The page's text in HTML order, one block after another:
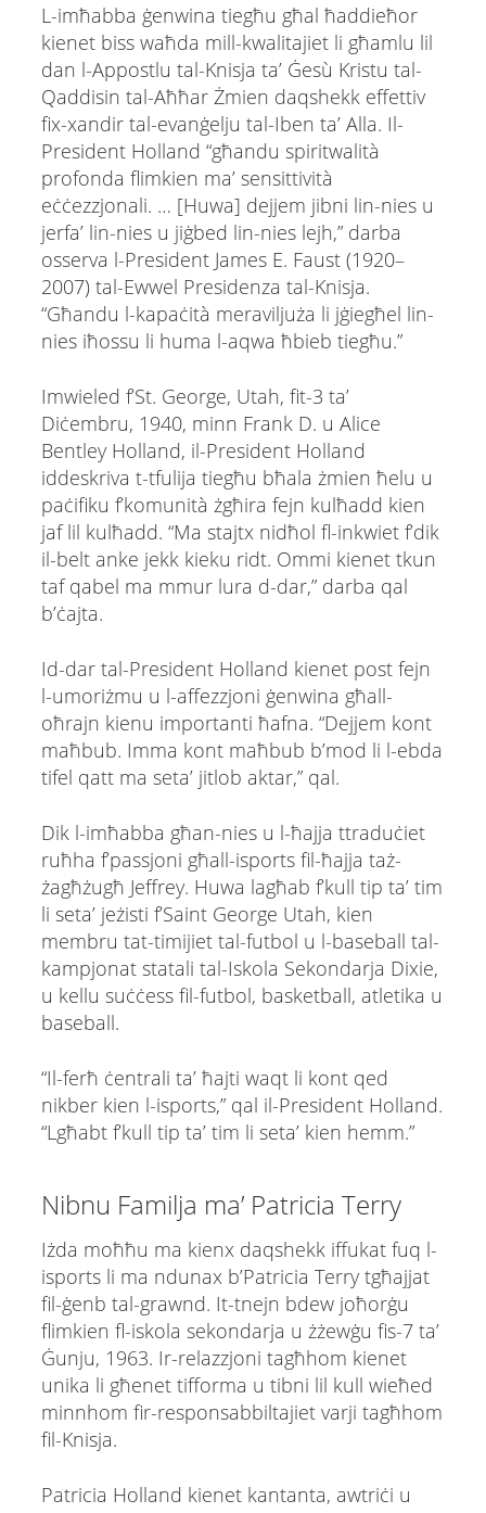
L-imħabba ġenwina tiegħu għal ħaddieħor
kienet biss waħda mill-kwalitajiet li għamlu lil
dan l-Appostlu tal-Knisja ta’ Ġesù Kristu tal-
Qaddisin tal-Aħħar Żmien daqshekk effettiv
fix-xandir tal-evanġelju tal-Iben ta’ Alla. Il-
President Holland “għandu spiritwalità
profonda flimkien ma’ sensittività
eċċezzjonali. … [Huwa] dejjem jibni lin-nies u
jerfa’ lin-nies u jiġbed lin-nies lejh,” darba
osserva l-President James E. Faust (1920–
2007) tal-Ewwel Presidenza tal-Knisja.
“Għandu l-kapaċità meraviljuża li jġiegħel lin-
nies iħossu li huma l-aqwa ħbieb tiegħu.”
Imwieled f’St. George, Utah, fit-3 ta’
Diċembru, 1940, minn Frank D. u Alice
Bentley Holland, il-President Holland
iddeskriva t-tfulija tiegħu bħala żmien ħelu u
paċifiku f’komunità żgħira fejn kulħadd kien
jaf lil kulħadd. “Ma stajtx nidħol fl-inkwiet f’dik
il-belt anke jekk kieku ridt. Ommi kienet tkun
taf qabel ma mmur lura d-dar,” darba qal
b’ċajta.
Id-dar tal-President Holland kienet post fejn
l-umoriżmu u l-affezzjoni ġenwina għall-
oħrajn kienu importanti ħafna. “Dejjem kont
maħbub. Imma kont maħbub b’mod li l-ebda
tifel qatt ma seta’ jitlob aktar,” qal.
Dik l-imħabba għan-nies u l-ħajja ttraduċiet
ruħha f’passjoni għall-isports fil-ħajja taż-
żagħżugħ Jeffrey. Huwa lagħab f’kull tip ta’ tim
li seta’ jeżisti f’Saint George Utah, kien
membru tat-timijiet tal-futbol u l-baseball tal-
kampjonat statali tal-Iskola Sekondarja Dixie,
u kellu suċċess fil-futbol, ​​basketball, atletika u
baseball.
“Il-ferħ ċentrali ta’ ħajti waqt li kont qed
nikber kien l-isports,” qal il-President Holland.
“Lgħabt f’kull tip ta’ tim li seta’ kien hemm.”
Nibnu Familja ma’ Patricia Terry
Iżda moħħu ma kienx daqshekk iffukat fuq l-
isports li ma ndunax b’Patricia Terry tgħajjat ​​
fil-ġenb tal-grawnd. It-tnejn bdew joħorġu
flimkien fl-iskola sekondarja u żżewġu fis-7 ta’
Ġunju, 1963. Ir-relazzjoni tagħhom kienet
unika li għenet tifforma u tibni lil kull wieħed
minnhom fir-responsabbiltajiet varji tagħhom
fil-Knisja.
Patricia Holland kienet kantanta, awtriċi u